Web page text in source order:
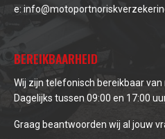
e:
BEREIKBAARHEID
Wij zijn telefonisch bereikbaar
Dagelijks tussen 09:00 en 17:00
Graag beantwoorden wij al jouw